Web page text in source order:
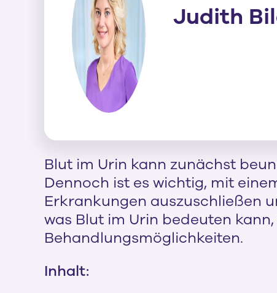
Judith
Blut im Urin kann zunächst
Dennoch ist es wichtig, mit
Erkrankungen auszuschließen
was Blut im Urin bedeuten
Behandlungsmöglichkeiten.
Inhalt: